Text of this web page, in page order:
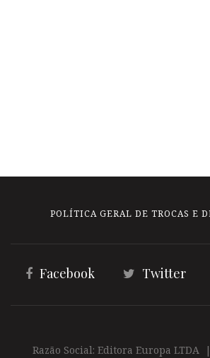
POLÍTICA GERAL DE TROCAS E
Facebook Twitter
Razão Social: Editora Europa LTDA